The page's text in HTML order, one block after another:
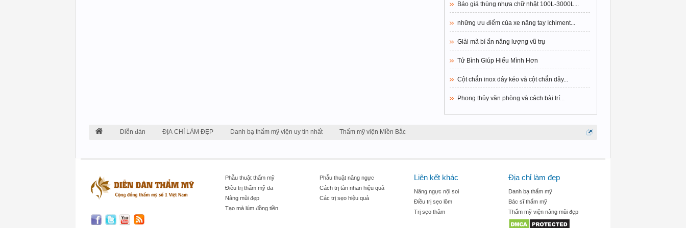
Báo giá thùng nhựa chữ nhật 100L-3000L...
những ưu điểm của xe nâng tay Ichiment...
Giải mã bí ẩn năng lượng vũ trụ
Tử Bình Giúp Hiểu Mình Hơn
Cột chắn inox dây kéo và cột chắn dây...
Phong thủy văn phòng và cách bài trí...
Diễn đàn ĐỊA CHỈ LÀM ĐẸP Danh bạ thẩm mỹ viện uy tín nhất Thẩm mỹ viện Miền Bắc
Phẫu thuật thẩm mỹ
Điều trị thẩm mỹ da
Nâng mũi đẹp
Tạo mà lúm đồng tiền
Phẫu thuật nâng ngực
Cách trị tàn nhan hiệu quả
Các trị sẹo hiệu quả
Liên kết khác
Nâng ngực nội soi
Điều trị sẹo lõm
Trị sẹo thâm
Địa chỉ làm đẹp
Danh bạ thẩm mỹ
Bác sĩ thẩm mỹ
Thẩm mỹ viện nâng mũi đẹp